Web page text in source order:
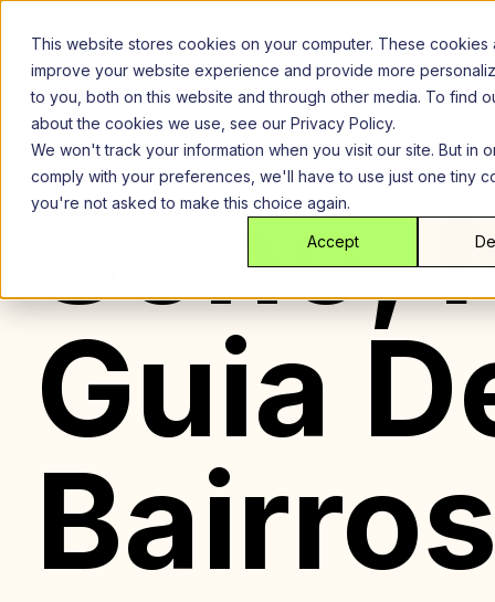
This website stores cookies on your computer. These cookies
improve your website experience and provide more
to you, both on this website and through other media. To find
about the cookies we use, see our Privacy Policy.
We won't track your information when you visit our site. But in
comply with your preferences, we'll have to use just one tiny
you're not asked to make this choice again.
Accept
Ir
conteúdo
Soho,
Guia